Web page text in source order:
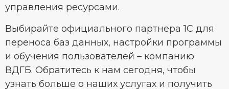
управления ресурсами.
Выбирайте официального партнера 1С для
переноса баз данных, настройки программы
и обучения пользователей – компанию
ВДГБ. Обратитесь к нам сегодня, чтобы
узнать больше о наших услугах и получить